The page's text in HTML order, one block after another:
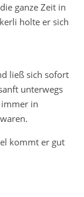
ganze Zeit in
holte er sich
ließ sich sofort
unterwegs
immer in
kommt er gut